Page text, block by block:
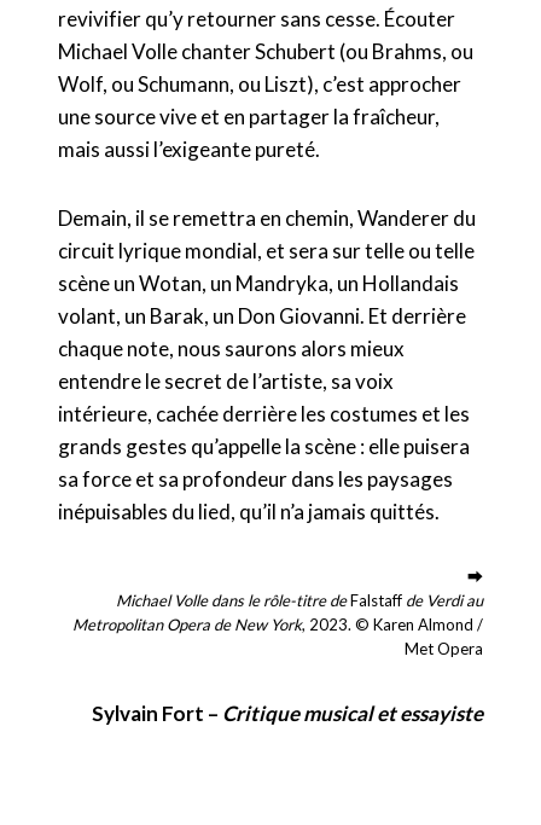
revivifier qu’y retourner sans cesse. Écouter
Michael Volle chanter Schubert (ou Brahms, ou
Wolf, ou Schumann, ou Liszt), c’est approcher
une source vive et en partager la fraîcheur,
mais aussi l’exigeante pureté.
Demain, il se remettra en chemin, Wanderer du
circuit lyrique mondial, et sera sur telle ou telle
scène un Wotan, un Mandryka, un Hollandais
volant, un Barak, un Don Giovanni. Et derrière
chaque note, nous saurons alors mieux
entendre le secret de l’artiste, sa voix
intérieure, cachée derrière les costumes et les
grands gestes qu’appelle la scène : elle puisera
sa force et sa profondeur dans les paysages
inépuisables du lied, qu’il n’a jamais quittés.
⮕
Michael Volle dans le rôle-titre deFalstaff de Verdi au
Metropolitan Opera de New York, 2023. © Karen Almond /
Met Opera
Sylvain Fort – Critique musical et essayiste